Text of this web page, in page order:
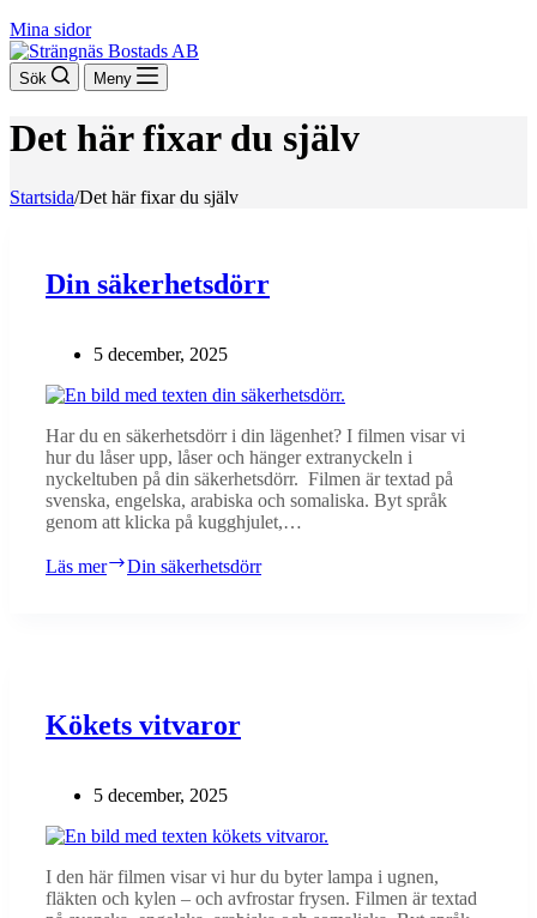
Mina sidor
Sök Meny
Det här fixar du själv
Startsida/Det här fixar du själv
Din säkerhetsdörr
5 december, 2025
Har du en säkerhetsdörr i din lägenhet? I filmen visar vi
hur du låser upp, låser och hänger extranyckeln i
nyckeltuben på din säkerhetsdörr. Filmen är textad på
svenska, engelska, arabiska och somaliska. Byt språk
genom att klicka på kugghjulet,…
Läs mer Din säkerhetsdörr
Kökets vitvaror
5 december, 2025
I den här filmen visar vi hur du byter lampa i ugnen,
fläkten och kylen – och avfrostar frysen. Filmen är textad